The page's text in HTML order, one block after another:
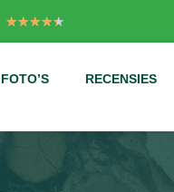
★★★★★
FOTO’S RECENSIES